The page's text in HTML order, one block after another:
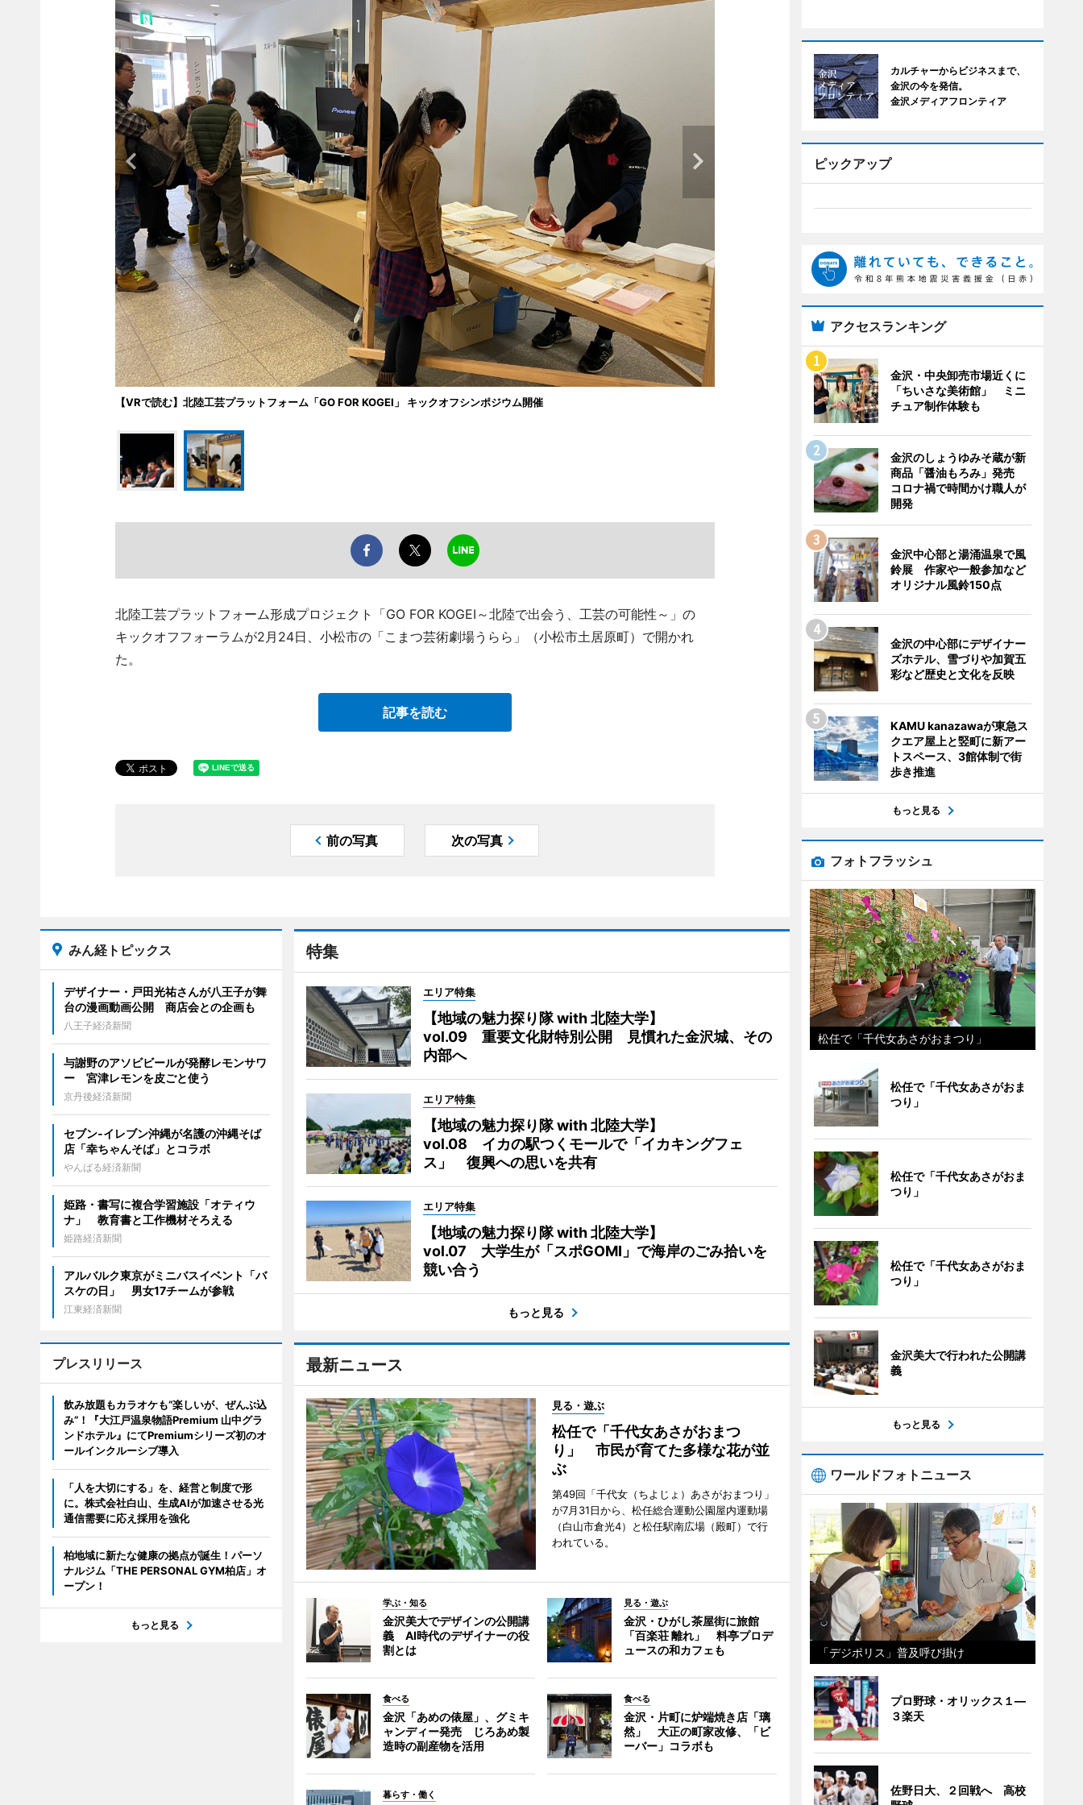
【VRで読む】北陸工芸プラットフォーム「GO FOR KOGEI」 キックオフシンポジウム開催
北陸工芸プラットフォーム形成プロジェクト「GO FOR KOGEI～北陸で出会う、工芸の可能性～」の
キックオフフォーラムが2月24日、小松市の「こまつ芸術劇場うらら」（小松市土居原町）で開かれ
た。
記事を読む
前の写真 次の写真
特集
エリア特集
【地域の魅力探り隊 with 北陸大学】
vol.09 重要文化財特別公開 見慣れた金沢城、その
内部へ
エリア特集
【地域の魅力探り隊 with 北陸大学】
vol.08 イカの駅つくモールで「イカキングフェ
ス」 復興への思いを共有
エリア特集
【地域の魅力探り隊 with 北陸大学】
vol.07 大学生が「スポGOMI」で海岸のごみ拾いを
競い合う
もっと見る
最新ニュース
見る・遊ぶ
松任で「千代女あさがおまつ
り」 市民が育てた多様な花が並
ぶ
第49回「千代女（ちよじょ）あさがおまつり」
が7月31日から、松任総合運動公園屋内運動場
（白山市倉光4）と松任駅南広場（殿町）で行
われている。
学ぶ・知る
金沢美大でデザインの公開講
義 AI時代のデザイナーの役
割とは
見る・遊ぶ
金沢・ひがし茶屋街に旅館
「百楽荘 離れ」 料亭プロデ
ュースの和カフェも
食べる
金沢「あめの俵屋」、グミキ
ャンディー発売 じろあめ製
造時の副産物を活用
食べる
金沢・片町に炉端焼き店「璃
然」 大正の町家改修、「ビ
ーバー」コラボも
暮らす・働く
みん経トピックス
デザイナー・戸田光祐さんが八王子が舞
台の漫画動画公開 商店会との企画も
八王子経済新聞
与謝野のアソビビールが発酵レモンサワ
ー 宮津レモンを皮ごと使う
京丹後経済新聞
セブン‐イレブン沖縄が名護の沖縄そば
店「幸ちゃんそば」とコラボ
やんばる経済新聞
姫路・書写に複合学習施設「オティウ
ナ」 教育書と工作機材そろえる
姫路経済新聞
アルバルク東京がミニバスイベント「バ
スケの日」 男女17チームが参戦
江東経済新聞
プレスリリース
飲み放題もカラオケも“楽しいが、ぜんぶ込
み”！『大江戸温泉物語Premium 山中グラ
ンドホテル』にてPremiumシリーズ初のオ
ールインクルーシブ導入
「人を大切にする」を、経営と制度で形
に。株式会社白山、生成AIが加速させる光
通信需要に応え採用を強化
柏地域に新たな健康の拠点が誕生！パーソ
ナルジム「THE PERSONAL GYM柏店」オ
ープン！
もっと見る
カルチャーからビジネスまで、
金沢の今を発信。
金沢メディアフロンティア
ピックアップ
アクセスランキング
金沢・中央卸売市場近くに
「ちいさな美術館」 ミニ
チュア制作体験も
金沢のしょうゆみそ蔵が新
商品「醤油もろみ」発売
コロナ禍で時間かけ職人が
開発
金沢中心部と湯涌温泉で風
鈴展 作家や一般参加など
オリジナル風鈴150点
金沢の中心部にデザイナー
ズホテル、雪づりや加賀五
彩など歴史と文化を反映
KAMU kanazawaが東急ス
クエア屋上と竪町に新アー
トスペース、3館体制で街
歩き推進
もっと見る
フォトフラッシュ
松任で「千代女あさがおまつり」
松任で「千代女あさがおま
つり」
松任で「千代女あさがおま
つり」
松任で「千代女あさがおま
つり」
金沢美大で行われた公開講
義
もっと見る
ワールドフォトニュース
「デジポリス」普及呼び掛け
プロ野球・オリックス１―
３楽天
佐野日大、２回戦へ 高校